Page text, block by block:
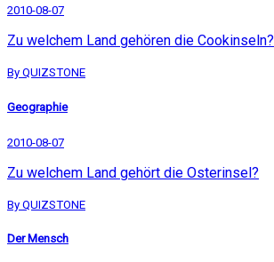
2010-08-07
Zu welchem Land gehören die Cookinseln?
By QUIZSTONE
Geographie
2010-08-07
Zu welchem Land gehört die Osterinsel?
By QUIZSTONE
Der Mensch